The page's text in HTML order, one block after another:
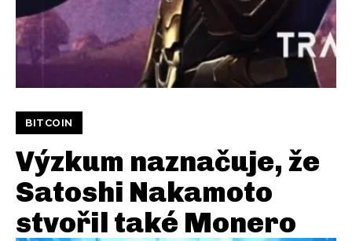
BITCOIN
Výzkum naznačuje, že
Satoshi Nakamoto
stvořil také Monero